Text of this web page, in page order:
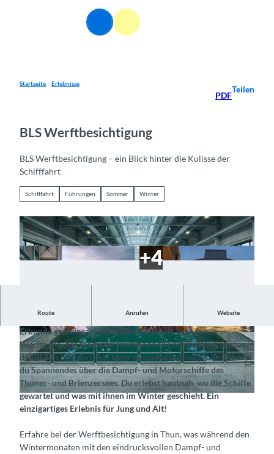
Suche Menü
Startseite Erlebnisse
PDF
Teilen
BLS Werftbesichtigung
BLS Werftbesichtigung – ein Blick hinter die Kulisse der
Schifffahrt
Schifffahrt Führungen Sommer Winter
© Interlaken Tourismus, BLS Schifffahrt AG | CC-BY-ND
© Interlaken Tourismus, BLS Schifffahrt AG |
CC-BY-ND
© Interlaken Tourismus, BLS Schifffahrt AG |
CC-BY-ND
Route Anrufen Website
Besuche die Werftanlage in Thun mit deiner Gruppe
Erkunde gemeinsam mit einem Guide die brandneue
Werfthalle, das moderne Trockendock und die Werkstätten
der BLS Schifffahrt. Auf einer eineinhalbstündigen Tour hörst
du Spannendes über die Dampf- und Motorschiffe des
Thuner- und Brienzersees. Du erlebst hautnah, wo die Schiffe
gewartet und was mit ihnen im Winter geschieht. Ein
einzigartiges Erlebnis für Jung und Alt!
Erfahre bei der Werftbesichtigung in Thun, was während den
Wintermonaten mit den eindrucksvollen Dampf- und